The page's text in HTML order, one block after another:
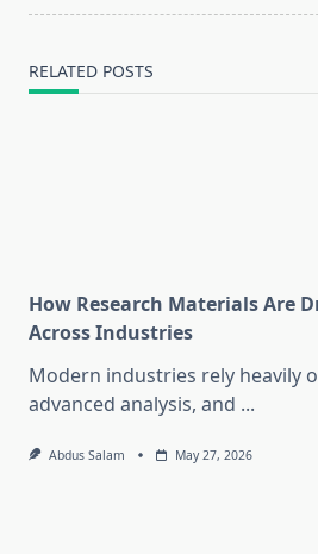
RELATED POSTS
How Research Materials Are
Across Industries
Modern industries rely heavily
advanced analysis, and ...
Abdus Salam May 27, 2026